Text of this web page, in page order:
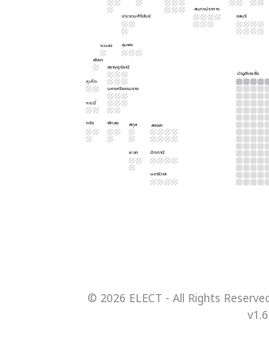
ชลบุรี
ประจวบคีรีขันธ์
ชุมพร
สุราษฎร์ธานี
นครศรีธรรมราช
พัทลุง สงขลา
ปัตตานี
ยะลา
สตูล
ตรัง
กระบี่
พังงา
ภูเก็ต
ระนอง
นราธิวาส
สมุทรปราการ
บัญชีรายชื่อ
© 2026 ELECT - All Rights
v